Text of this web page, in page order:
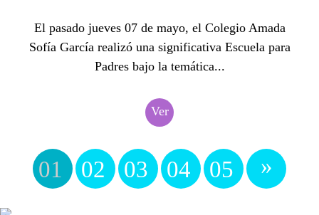
El pasado jueves 07 de mayo, el Colegio Amada
Sofía García realizó una significativa Escuela para
Padres bajo la temática...
Ver
01 02 03 04 05 »